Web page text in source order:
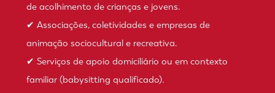
de acolhimento de crianças e jovens.
✔ Associações, coletividades e empresas de
animação sociocultural e recreativa.
✔ Serviços de apoio domiciliário ou em contexto
familiar (babysitting qualificado).